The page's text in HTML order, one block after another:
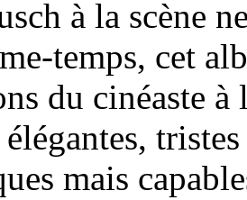
à la scène
temps, cet
du cinéaste
mais